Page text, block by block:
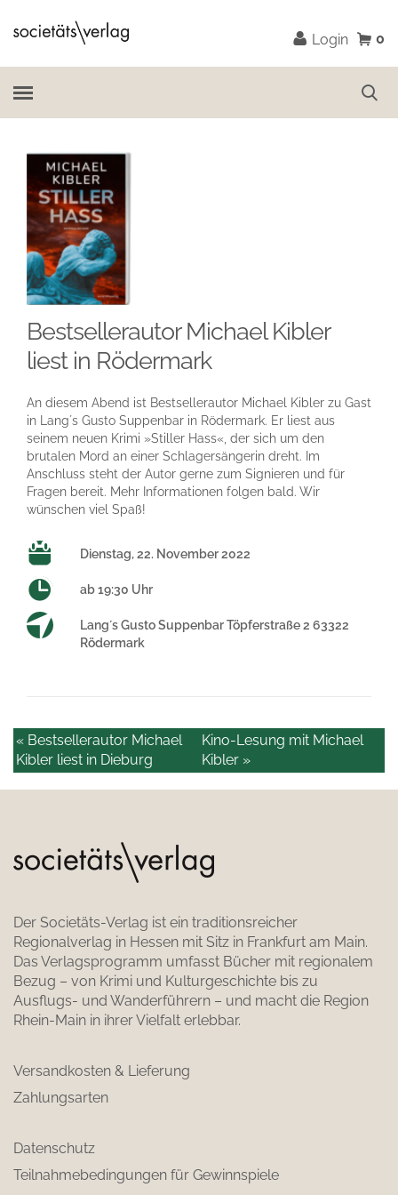
Login 0
Bestsellerautor Michael Kibler
liest in Rödermark
An diesem Abend ist Bestsellerautor Michael Kibler zu Gast
in Lang´s Gusto Suppenbar in Rödermark. Er liest aus
seinem neuen Krimi »Stiller Hass«, der sich um den
brutalen Mord an einer Schlagersängerin dreht. Im
Anschluss steht der Autor gerne zum Signieren und für
Fragen bereit. Mehr Informationen folgen bald. Wir
wünschen viel Spaß!
Dienstag, 22. November 2022
ab 19:30 Uhr
Lang´s Gusto Suppenbar Töpferstraße 2 63322
Rödermark
Kino-Lesung mit Michael
Kibler »
« Bestsellerautor Michael
Kibler liest in Dieburg
Der Societäts-Verlag ist ein traditionsreicher
Regionalverlag in Hessen mit Sitz in Frankfurt am Main.
Das Verlagsprogramm umfasst Bücher mit regionalem
Bezug – von Krimi und Kulturgeschichte bis zu
Ausflugs- und Wanderführern – und macht die Region
Rhein-Main in ihrer Vielfalt erlebbar.
Versandkosten & Lieferung
Zahlungsarten
Datenschutz
Teilnahmebedingungen für Gewinnspiele